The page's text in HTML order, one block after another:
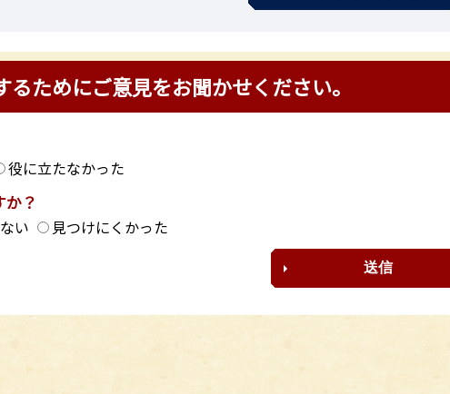
ためにご意見をお聞かせください。
役に立たなかった
？
い 見つけにくかった